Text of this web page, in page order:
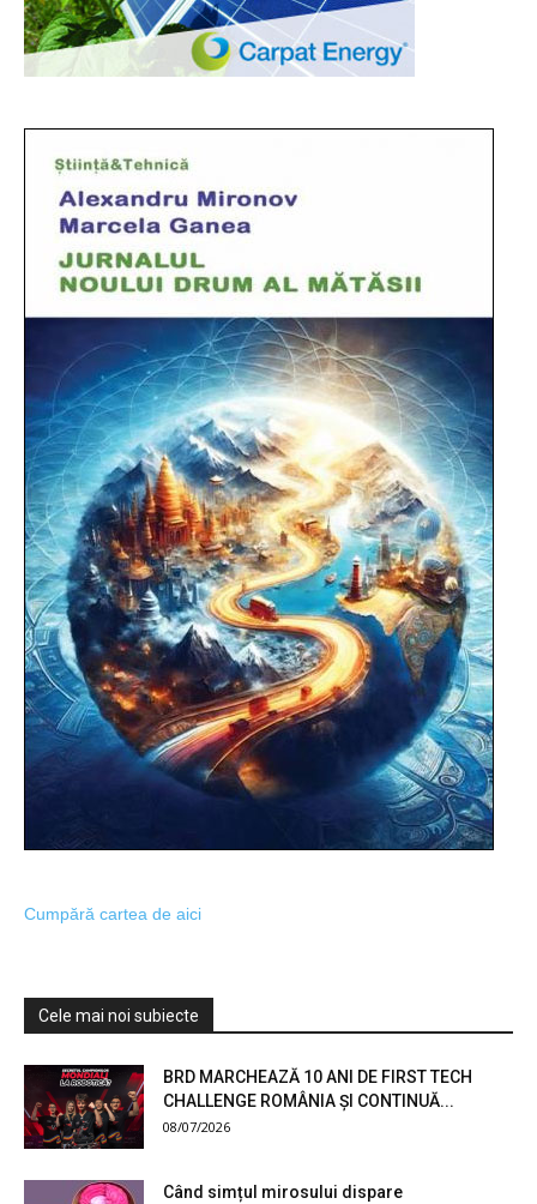
Cumpără cartea de aici
Cele mai noi subiecte
BRD MARCHEAZĂ 10 ANI DE FIRST TECH
CHALLENGE ROMÂNIA ȘI CONTINUĂ...
08/07/2026
Când simțul mirosului dispare